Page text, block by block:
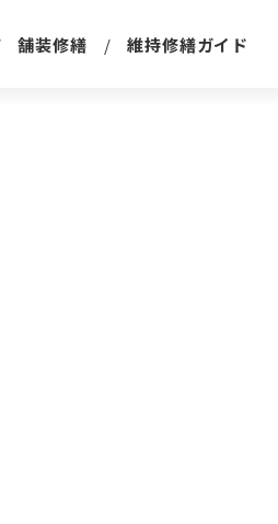
舗装修繕 維持修繕ガイド